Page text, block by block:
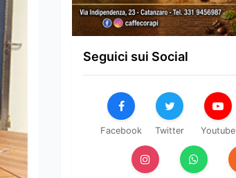
Seguici sui Social
Facebook Twitter Youtube